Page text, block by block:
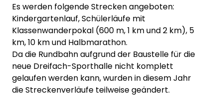
Es werden folgende Strecken angeboten:
Kindergartenlauf, Schülerläufe mit
Klassenwanderpokal (600 m, 1 km und 2 km), 5
km, 10 km und Halbmarathon.
Da die Rundbahn aufgrund der Baustelle für die
neue Dreifach-Sporthalle nicht komplett
gelaufen werden kann, wurden in diesem Jahr
die Streckenverläufe teilweise geändert.